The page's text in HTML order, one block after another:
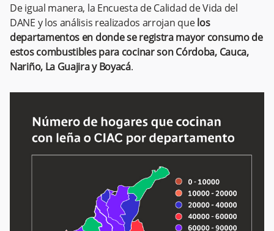
De igual manera, la Encuesta de Calidad de Vida del
DANE y los análisis realizados arrojan quelos
departamentos en donde se registra mayor consumo de
estos combustibles para cocinar son Córdoba, Cauca,
Nariño, La Guajira y Boyacá.